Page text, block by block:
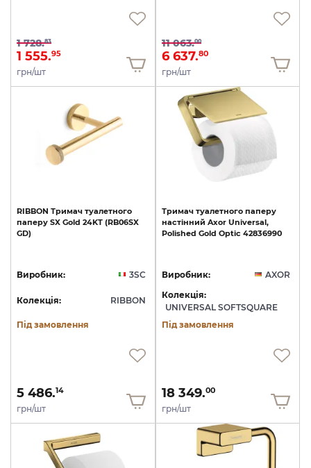
1 728.83
1 555.95
грн/шт
11 063.00
6 637.80
грн/шт
RIBBON Тримач туалетного
паперу SX Gold 24KT (RB06SX
GD)
Виробник: 3SC
Колекція: RIBBON
Під замовлення
5 486.14
грн/шт
Тримач туалетного паперу
настінний Axor Universal,
Polished Gold Optic 42836990
Виробник:
AXOR
Колекція:
UNIVERSAL SOFTSQUARE
Під замовлення
18 349.00
грн/шт